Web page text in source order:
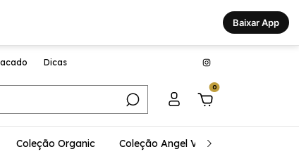
Baixar App
Dicas
0
Coleção Organic Coleção Angel Vibes